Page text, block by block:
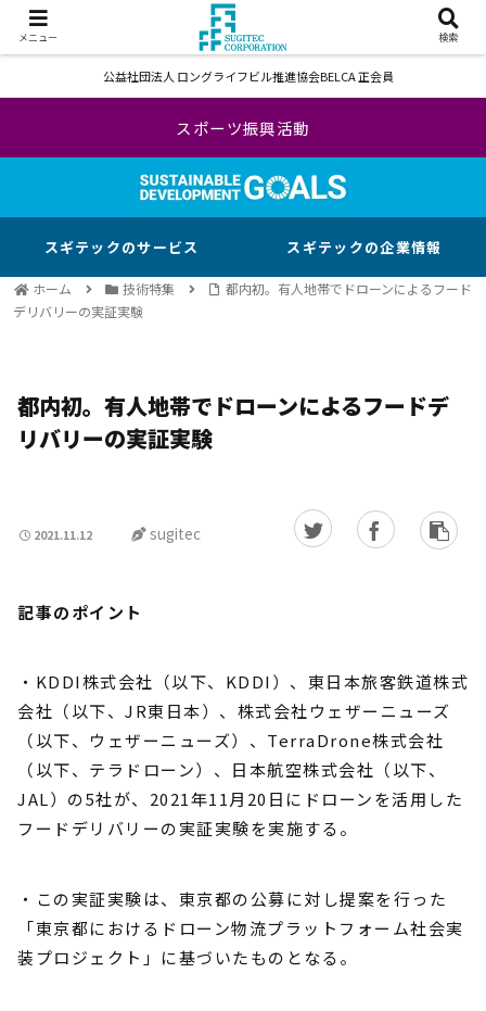
公益社団法人 ロングライフビル推進協会BELCA 正会員
スポーツ振興活動
スギテックのサービス スギテックの企業情報
ホーム 技術特集
都内初。有人地帯でドローンによるフード
デリバリーの実証実験
都内初。有人地帯でドローンによるフードデ
リバリーの実証実験
2021.11.12 sugitec
記事のポイント
・KDDI株式会社（以下、KDDI）、東日本旅客鉄道株式
会社（以下、JR東日本）、株式会社ウェザーニューズ
（以下、ウェザーニューズ）、TerraDrone株式会社
（以下、テラドローン）、日本航空株式会社（以下、
JAL）の5社が、2021年11月20日にドローンを活用した
フードデリバリーの実証実験を実施する。
・この実証実験は、東京都の公募に対し提案を行った
「東京都におけるドローン物流プラットフォーム社会実
装プロジェクト」に基づいたものとなる。
メニュー 検索